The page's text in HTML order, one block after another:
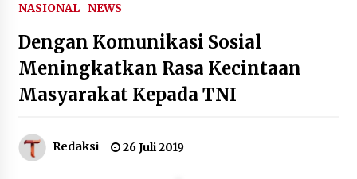
Tim Sembilan Kejagung Periksa 7
Saksi Terkait Penanganan Perkara
FA, Salah Satunya Seorang Lawyer
10 Agustus 2026
Kejagung Periksa 16 Orang Saksi
NASIONAL NEWS
Dengan Komunikasi Sosial
Meningkatkan Rasa Kecintaan
Masyarakat Kepada TNI
Redaksi 26 Juli 2019